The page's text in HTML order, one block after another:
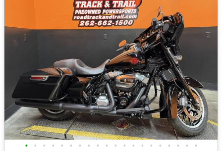
• • • • • • • • • • • • • • • • • • • •